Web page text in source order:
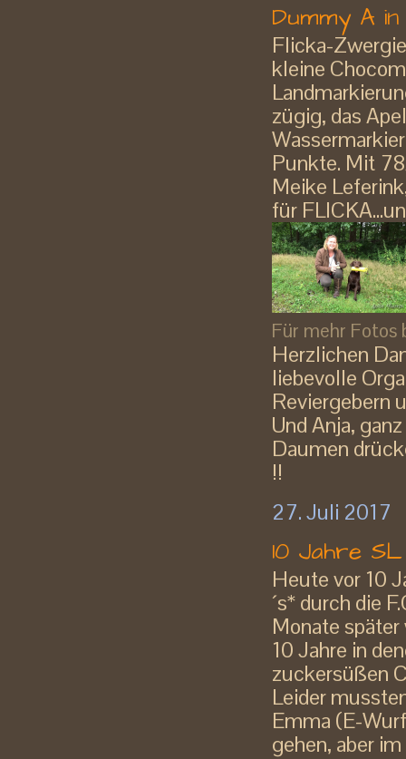
Dummy A
Flicka-
kleine
zügig, das
Punkte. Mit
Meike
für
Für mehr Fotos
Herzlichen
liebevolle
Reviergebern
Und Anja,
Daumen
!!
27. Juli 2017
10 Jahre SL
Heute vor 10
´s* durch die
Monate
10 Jahre in
zuckersüßen
Leider
Emma (E-
gehen, aber